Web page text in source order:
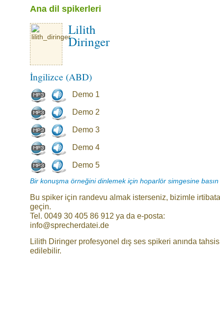
Ana dil spikerleri
Lilith
Diringer
İngilizce (ABD)
Demo 1
Demo 2
Demo 3
Demo 4
Demo 5
Bir konuşma örneğini dinlemek için hoparlör simgesine basın
Bu spiker için randevu almak isterseniz, bizimle irtibata
geçin.
Tel. 0049 30 405 86 912 ya da e-posta:
info@sprecherdatei.de
Lilith Diringer profesyonel dış ses spikeri anında tahsis
edilebilir.